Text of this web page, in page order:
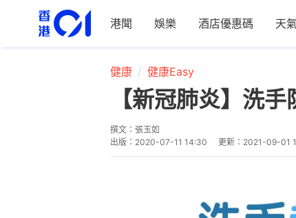
港聞 娛樂 酒店優惠碼 天
健康 健康Easy
【新冠肺炎】洗
撰文： 張玉如
出版： 2020-07-11 14:30 更新： 2021-09-01